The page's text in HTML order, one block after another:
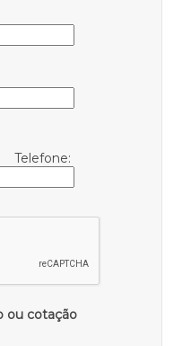
Telefone:
ou cotação